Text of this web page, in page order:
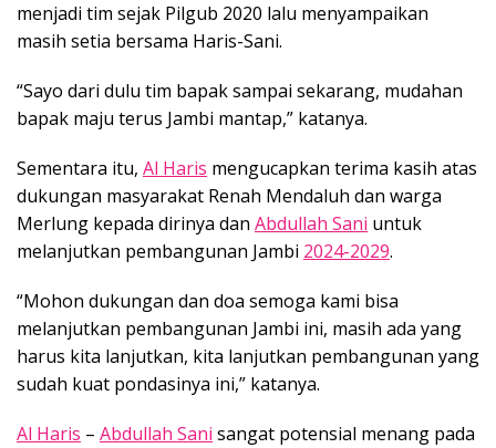
menjadi tim sejak Pilgub 2020 lalu menyampaikan
masih setia bersama Haris-Sani.
“Sayo dari dulu tim bapak sampai sekarang, mudahan
bapak maju terus Jambi mantap,” katanya.
Sementara itu, Al Haris mengucapkan terima kasih atas
dukungan masyarakat Renah Mendaluh dan warga
Merlung kepada dirinya dan Abdullah Sani untuk
melanjutkan pembangunan Jambi 2024-2029.
“Mohon dukungan dan doa semoga kami bisa
melanjutkan pembangunan Jambi ini, masih ada yang
harus kita lanjutkan, kita lanjutkan pembangunan yang
sudah kuat pondasinya ini,” katanya.
Al Haris – Abdullah Sani sangat potensial menang pada